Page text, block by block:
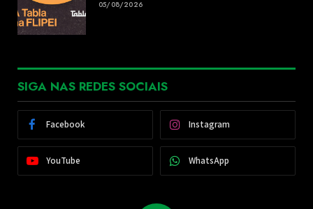
05/08/2026
SIGA NAS REDES SOCIAIS
Facebook Instagram
YouTube WhatsApp